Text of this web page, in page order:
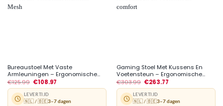
Bureaustoel Met Vaste
Armleuningen – Ergonomische...
€125.99 €108.97
LEVERTIJD
🇳🇱 / 🇧🇪3–7 dagen
Gaming Stoel Met Kussens En
Voetensteun – Ergonomische...
€303.99 €263.77
LEVERTIJD
🇳🇱 / 🇧🇪3–7 dagen